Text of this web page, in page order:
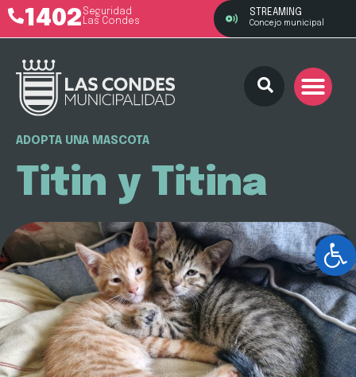
1402 Seguridad
Las Condes
STREAMING
Concejo municipal
ADOPTA UNA MASCOTA
Titin y Titina